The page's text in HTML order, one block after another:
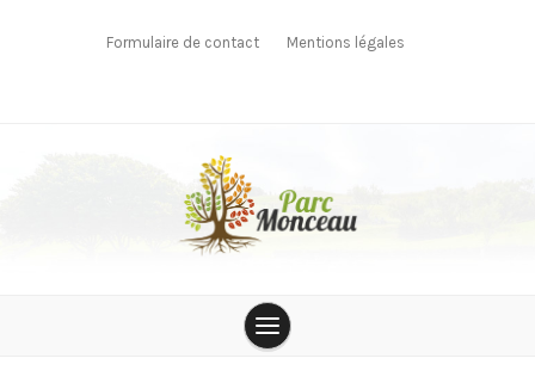
Formulaire de contact Mentions légales
parcmonceau.org